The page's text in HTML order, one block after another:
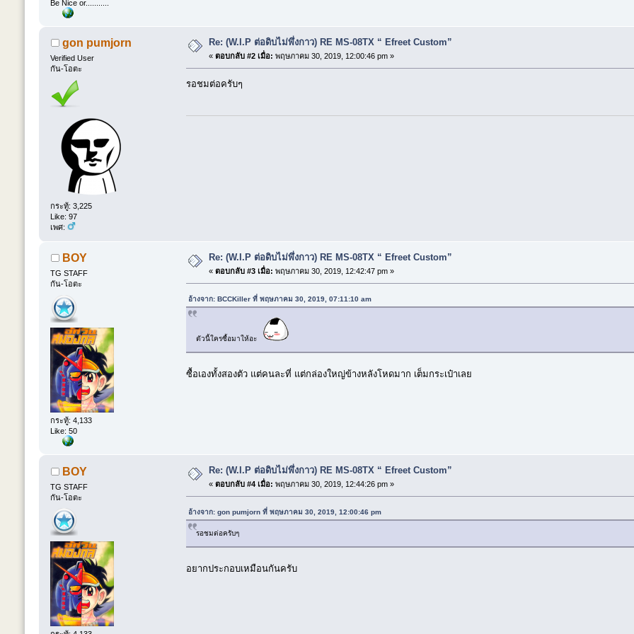
Be Nice or...........
gon pumjorn
Verified User
กัน-โอตะ
กระทู้: 3,225
Like: 97
เพศ:
Re: (W.I.P ต่อดิบไม่พึ่งกาว) RE MS-08TX “ Efreet Custom”
«ตอบกลับ #2 เมื่อ: พฤษภาคม 30, 2019, 12:00:46 pm »
รอชมต่อครับๆ
BOY
TG STAFF
กัน-โอตะ
กระทู้: 4,133
Like: 50
Re: (W.I.P ต่อดิบไม่พึ่งกาว) RE MS-08TX “ Efreet Custom”
«ตอบกลับ #3 เมื่อ: พฤษภาคม 30, 2019, 12:42:47 pm »
อ้างจาก: BCCKiller ที่ พฤษภาคม 30, 2019, 07:11:10 am
ตัวนี้ใครซื้อมาให้อะ
ซื้อเองทั้งสองตัว แต่คนละที่ แต่กล่องใหญ่ข้างหลังโหดมาก เต็มกระเป๋าเลย
BOY
TG STAFF
กัน-โอตะ
Re: (W.I.P ต่อดิบไม่พึ่งกาว) RE MS-08TX “ Efreet Custom”
«ตอบกลับ #4 เมื่อ: พฤษภาคม 30, 2019, 12:44:26 pm »
อ้างจาก: gon pumjorn ที่ พฤษภาคม 30, 2019, 12:00:46 pm
รอชมต่อครับๆ
อยากประกอบเหมือนกันครับ